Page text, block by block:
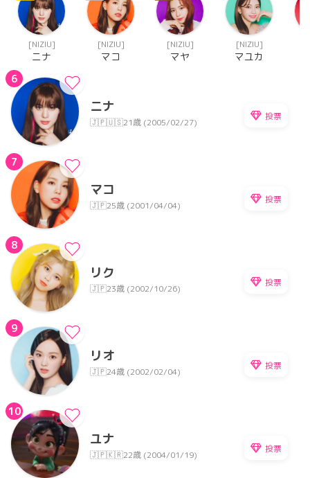
[NIZIU]
ニナ
[NIZIU]
マコ
[NIZIU]
マヤ
[NIZIU]
マユカ
6
ニナ
🇯🇵🇺🇸21歳 (2005/02/27)
投票
7
マコ
🇯🇵25歳 (2001/04/04)
投票
8
リク
🇯🇵23歳 (2002/10/26)
投票
9
リオ
🇯🇵24歳 (2002/02/04)
投票
10
ユナ
🇯🇵🇰🇷22歳 (2004/01/19)
投票